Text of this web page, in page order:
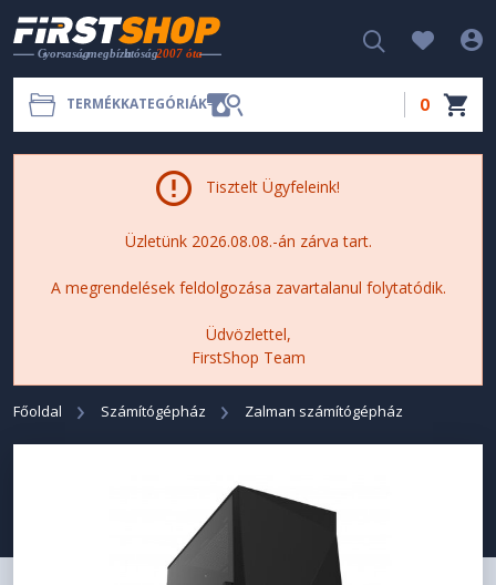
TERMÉKKATEGÓRIÁK 0
Tisztelt Ügyfeleink!
Üzletünk 2026.08.08.-án zárva tart.
A megrendelések feldolgozása zavartalanul folytatódik.
Üdvözlettel,
FirstShop Team
Főoldal Számítógépház Zalman számítógépház